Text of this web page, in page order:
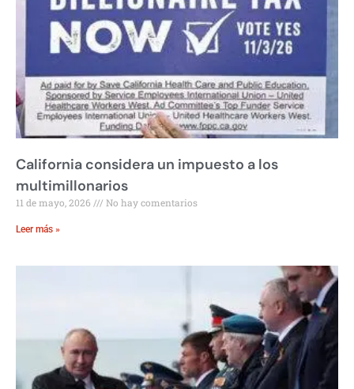
California considera un impuesto a los
multimillonarios
11 de mayo, 2026 No hay comentarios
Leer más »